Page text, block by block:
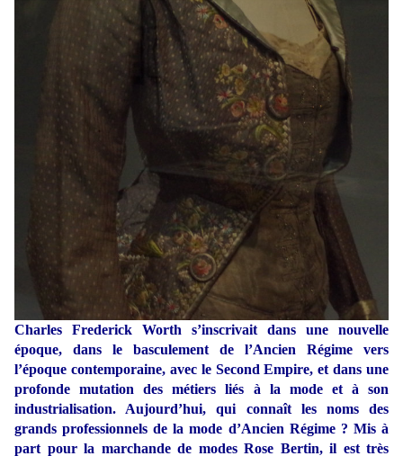
Charles Frederick Worth s’inscrivait dans une nouvelle
époque, dans le basculement de l’Ancien Régime vers
l’époque contemporaine, avec le Second Empire, et dans une
profonde mutation des métiers liés à la mode et à son
industrialisation. Aujourd’hui, qui connaît les noms des
grands professionnels de la mode d’Ancien Régime ? Mis à
part pour la marchande de modes Rose Bertin, il est très